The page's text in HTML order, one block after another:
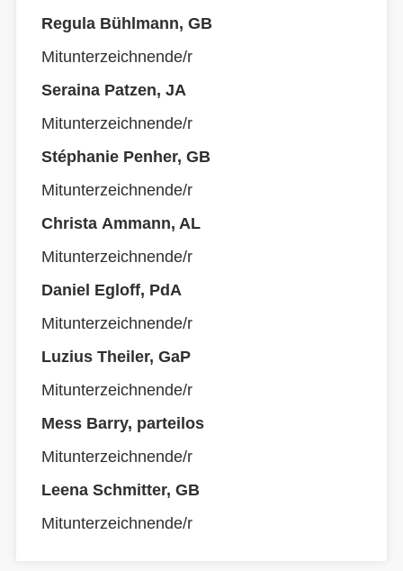
Regula Bühlmann, GB
Mitunterzeichnende/r
Seraina Patzen, JA
Mitunterzeichnende/r
Stéphanie Penher, GB
Mitunterzeichnende/r
Christa Ammann, AL
Mitunterzeichnende/r
Daniel Egloff, PdA
Mitunterzeichnende/r
Luzius Theiler, GaP
Mitunterzeichnende/r
Mess Barry, parteilos
Mitunterzeichnende/r
Leena Schmitter, GB
Mitunterzeichnende/r